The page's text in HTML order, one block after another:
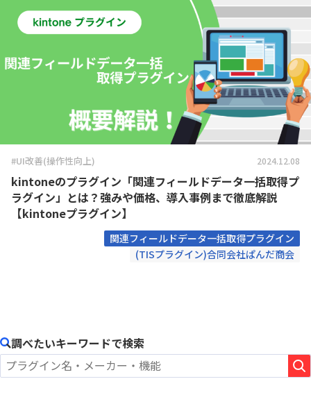
#UI改善(操作性向上) 2024.12.08
kintoneのプラグイン「関連フィールドデータ一括取得プ
ラグイン」とは？強みや価格、導入事例まで徹底解説
【kintoneプラグイン】
関連フィールドデータ一括取得プラグイン
(TISプラグイン)合同会社ぱんだ商会
調べたいキーワードで検索